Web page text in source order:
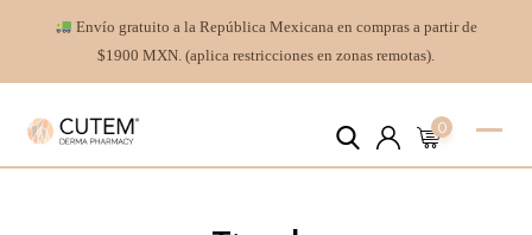
Envío gratuito a la República Mexicana en compras a partir de
$1900 MXN. (aplica restricciones en zonas remotas).
0